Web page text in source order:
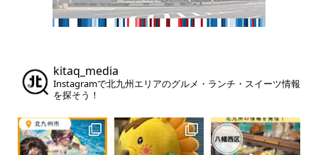
kitaq_media
Instagramで北九州エリアのグルメ・ランチ・スイーツ情報
を探そう！